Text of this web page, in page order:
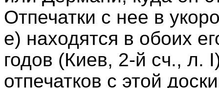
Отпечатки с нее в
е) находятся в обоих
годов (Киев, 2-й сч., л.
отпечатков с этой